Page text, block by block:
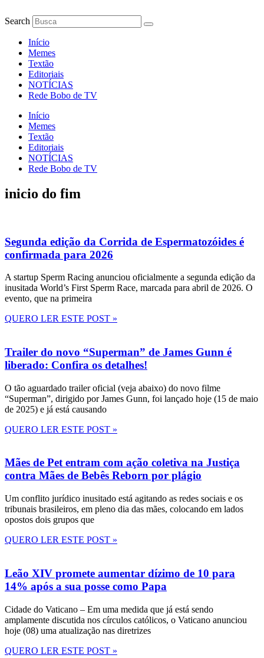
para
conteúdo
Search
Início
Memes
Textão
Editoriais
NOTÍCIAS
Rede Bobo de TV
Início
Memes
Textão
Editoriais
NOTÍCIAS
Rede Bobo de TV
inicio do fim
Segunda edição da Corrida de Espermatozóides é
confirmada para 2026
A startup Sperm Racing anunciou oficialmente a segunda edição da
inusitada World’s First Sperm Race, marcada para abril de 2026. O
evento, que na primeira
QUERO LER ESTE POST »
Trailer do novo “Superman” de James Gunn é
liberado: Confira os detalhes!
O tão aguardado trailer oficial (veja abaixo) do novo filme
“Superman”, dirigido por James Gunn, foi lançado hoje (15 de maio
de 2025) e já está causando
QUERO LER ESTE POST »
Mães de Pet entram com ação coletiva na Justiça
contra Mães de Bebês Reborn por plágio
Um conflito jurídico inusitado está agitando as redes sociais e os
tribunais brasileiros, em pleno dia das mães, colocando em lados
opostos dois grupos que
QUERO LER ESTE POST »
Leão XIV promete aumentar dízimo de 10 para
14% após a sua posse como Papa
Cidade do Vaticano – Em uma medida que já está sendo
amplamente discutida nos círculos católicos, o Vaticano anunciou
hoje (08) uma atualização nas diretrizes
QUERO LER ESTE POST »